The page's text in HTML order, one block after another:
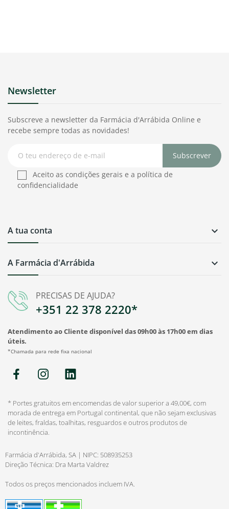
PRECISAS DE AJUDA?
+351 22 378 2220*
Atendimento ao Cliente disponível das 09h00 às 17h00 em dias
úteis.
*Chamada para rede fixa nacional
A Farmácia d'Arrábida 
A tua conta 
Newsletter
Subscreve a newsletter da Farmácia d'Arrábida Online e
recebe sempre todas as novidades!
Subscrever
Aceito as condições gerais e a política de
confidencialidade
* Portes gratuitos em encomendas de valor superior a 49,00€, com
morada de entrega em Portugal continental, que não sejam exclusivas
de leites, fraldas, toalhitas, resguardos e outros produtos de
incontinência.
Farmácia d'Arrábida, SA | NIPC: 508935253
Direção Técnica: Dra Marta Valdrez
Todos os preços mencionados incluem IVA.